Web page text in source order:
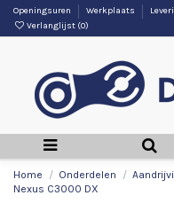
Openingsuren Werkplaats
Verlanglijst (0)
Home Onderdelen
Nexus C3000 DX